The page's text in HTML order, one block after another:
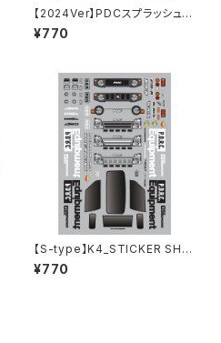
【2024Ver】PDCスプラッシュデ
カールシートMONO
¥770
【S-type】K4_STICKER SHE
ET [2022]
¥770